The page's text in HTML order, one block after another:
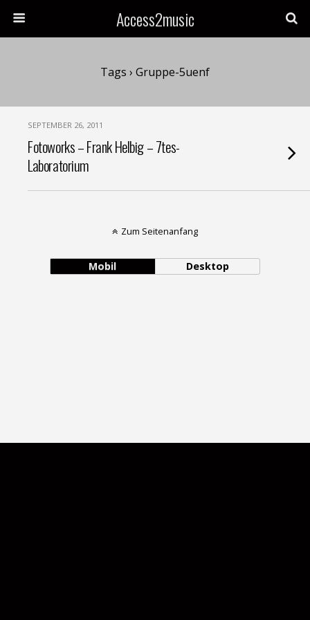
Access2music
Tags › Gruppe-5uenf
SEPTEMBER 26, 2011
Fotoworks – Frank Helbig – 7tes-
Laboratorium
Zum Seitenanfang
Mobil Desktop